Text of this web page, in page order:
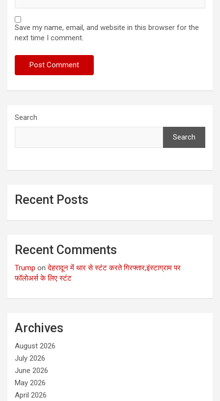
Save my name, email, and website in this browser for the
next time I comment.
Search
Search
Recent Posts
Recent Comments
Trump onदेहरादून में थार से स्टंट करते गिरफ्तार,इंस्टाग्राम पर
फॉलोअर्स के लिए स्टंट
Archives
August 2026
July 2026
June 2026
May 2026
April 2026